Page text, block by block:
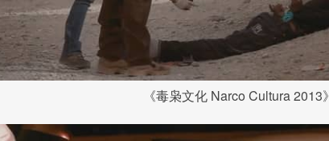
《毒枭文化 Narco Cultura 2013》